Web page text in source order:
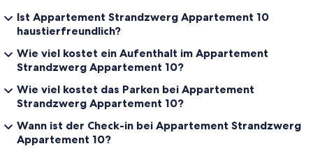
Ist Appartement Strandzwerg Appartement 10
haustierfreundlich?
Wie viel kostet ein Aufenthalt im Appartement
Strandzwerg Appartement 10?
Wie viel kostet das Parken bei Appartement
Strandzwerg Appartement 10?
Wann ist der Check-in bei Appartement Strandzwerg
Appartement 10?